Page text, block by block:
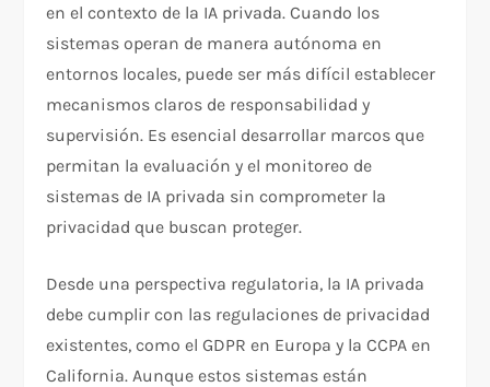
en el contexto de la IA privada. Cuando los
sistemas operan de manera autónoma en
entornos locales, puede ser más difícil establecer
mecanismos claros de responsabilidad y
supervisión. Es esencial desarrollar marcos que
permitan la evaluación y el monitoreo de
sistemas de IA privada sin comprometer la
privacidad que buscan proteger.
Desde una perspectiva regulatoria, la IA privada
debe cumplir con las regulaciones de privacidad
existentes, como el GDPR en Europa y la CCPA en
California. Aunque estos sistemas están